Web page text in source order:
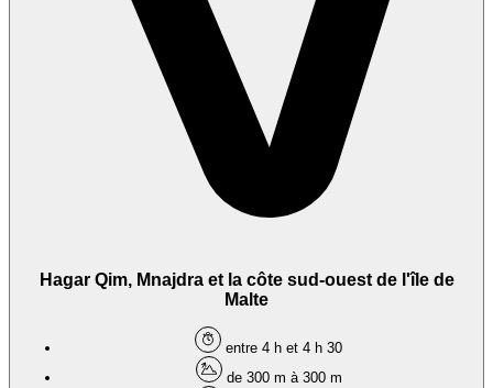
Hagar Qim, Mnajdra et la côte sud-ouest de l'île de
Malte
entre 4 h et 4 h 30
de 300 m à 300 m